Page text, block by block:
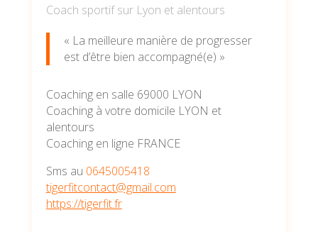
Coach sportif sur Lyon et alentours
« La meilleure manière de progresser
est d’être bien accompagné(e) »
Coaching en salle 69000 LYON
Coaching à votre domicile LYON et
alentours
Coaching en ligne FRANCE
Sms au 0645005418
tigerfitcontact@gmail.com
https://tigerfit.fr